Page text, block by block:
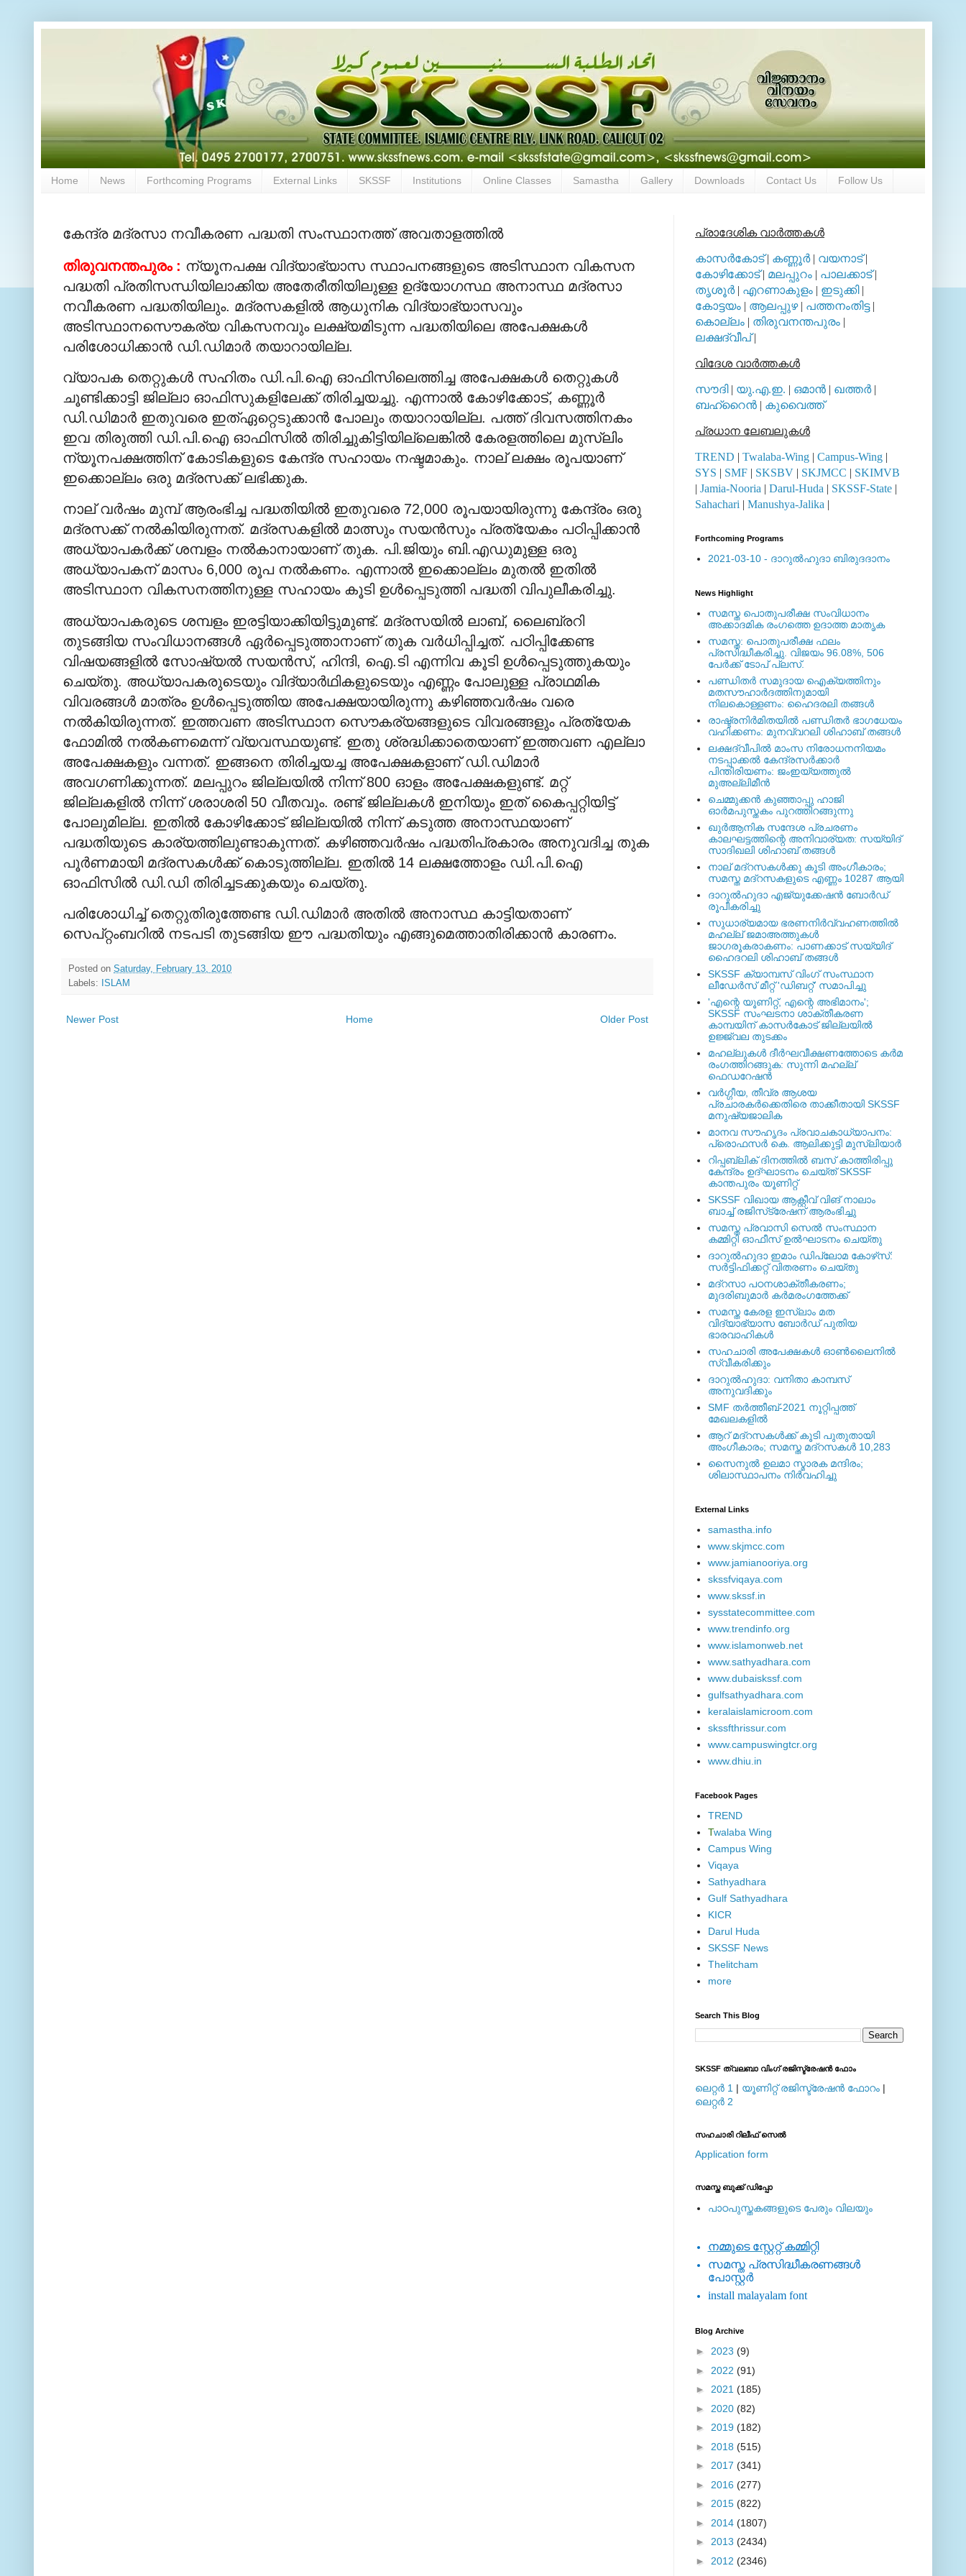
Home News Forthcoming Programs External Links SKSSF Institutions Online Classes Samastha Gallery Downloads Contact Us Follow Us
കേന്ദ്ര മദ്രസാ നവീകരണ പദ്ധതി സംസ്ഥാനത്ത് അവതാളത്തില്‍
തിരുവനന്തപുരം : ന്യൂനപക്ഷ വിദ്യാഭ്യാസ സ്ഥാപനങ്ങളുടെ അടിസ്ഥാന വികസന
പദ്ധതി പ്രതിസന്ധിയിലാക്കിയ അതേരീതിയിലുള്ള ഉദ്യോഗസ്ഥ അനാസ്ഥ മദ്രസാ
നവീകരണ പദ്ധതിയിലും. മദ്രസകളില്‍ ആധുനിക വിദ്യാഭ്യാസവും
അടിസ്ഥാനസൌകര്യ വികസനവും ലക്ഷ്യമിടുന്ന പദ്ധതിയിലെ അപേക്ഷകള്‍
പരിശോധിക്കാന്‍ ഡി.ഡിമാര്‍ തയാറായില്ല.
വ്യാപക തെറ്റുകള്‍ സഹിതം ഡി.പി.ഐ ഓഫിസിലെത്തിച്ച അപേക്ഷകള്‍ തെറ്റുകള്‍
ചൂണ്ടിക്കാട്ടി ജില്ലാ ഓഫിസുകളിലേക്ക് തിരിച്ചയച്ചു. എന്നാല്‍ കോഴിക്കോട്, കണ്ണൂര്‍
ഡി.ഡിമാര്‍ ഇതുവരെ ഇത്ഏറ്റെടുക്കാന്‍ പോലും തയാറായില്ല. പത്ത് ദിവസത്തിനകം
ഇവ തിരുത്തി ഡി.പി.ഐ ഓഫിസില്‍ തിരിച്ചുകിട്ടിയില്ലെങ്കില്‍ കേരളത്തിലെ മുസ്ലിം
ന്യൂനപക്ഷത്തിന് കോടികളുടെ കേന്ദ്ര സഹായം നഷ്ടമാകും. നാല് ലക്ഷം രൂപയാണ്
ഇക്കൊല്ലം ഒരു മദ്രസക്ക് ലഭിക്കുക.
നാല് വര്‍ഷം മുമ്പ് ആരംഭിച്ച പദ്ധതിയില്‍ ഇതുവരെ 72,000 രൂപയായിരുന്നു കേന്ദ്രം ഒരു
മദ്രസക്ക് നല്‍കിയിരുന്നത്. മദ്രസകളില്‍ മാത്സും സയന്‍സും പ്രത്യേകം പഠിപ്പിക്കാന്‍
അധ്യാപകര്‍ക്ക് ശമ്പളം നല്‍കാനായാണ് തുക. പി.ജിയും ബി.എഡുമുള്ള ഒരു
അധ്യാപകന് മാസം 6,000 രൂപ നല്‍കണം. എന്നാല്‍ ഇക്കൊല്ലം മുതല്‍ ഇതില്‍
അടിസ്ഥാന വികസനത്തിനുള്ള സഹായം കൂടി ഉള്‍പ്പെടുത്തി പദ്ധതി വിപുലീകരിച്ചു.
അധ്യാപകരുടെ ശമ്പളം ഇരട്ടിയാക്കിയിട്ടുമുണ്ട്. മദ്രസയില്‍ ലാബ്, ലൈബ്രറി
തുടങ്ങിയ സംവിധാനങ്ങള്‍ ഏര്‍പ്പെടുത്താനാണ് തുക വര്‍ധിപ്പിച്ചത്. പഠിപ്പിക്കേണ്ട
വിഷയങ്ങളില്‍ സോഷ്യല്‍ സയന്‍സ്, ഹിന്ദി, ഐ.ടി എന്നിവ കൂടി ഉള്‍പ്പെടുത്തുകയും
ചെയ്തു. അധ്യാപകരുടെയും വിദ്യാര്‍ഥികളുടെയും എണ്ണം പോലുള്ള പ്രാഥമിക
വിവരങ്ങള്‍ മാത്രം ഉള്‍പ്പെടുത്തിയ അപേക്ഷയായിരുന്നു കഴിഞ്ഞവര്‍ഷം വരെ
നല്‍കിയിരുന്നത്. ഇത്തവണ അടിസ്ഥാന സൌകര്യങ്ങളുടെ വിവരങ്ങളും പ്രത്യേക
ഫോമില്‍ നല്‍കണമെന്ന് വ്യവസ്ഥയുണ്ട്. ഇതു ശ്രദ്ധിക്കാതെയാണ് ഇത്തവണ എല്ലാ
അപേക്ഷകളും വന്നത്. ഇങ്ങനെ തിരിച്ചയച്ച അപേക്ഷകളാണ് ഡി.ഡിമാര്‍
അവഗണിക്കുന്നത്. മലപ്പുറം ജില്ലയില്‍ നിന്ന് 800 ഓളം അപേക്ഷകളുണ്ട്. മറ്റ്
ജില്ലകളില്‍ നിന്ന് ശരാശരി 50 വീതവും. രണ്ട് ജില്ലകള്‍ ഇനിയും ഇത് കൈപ്പറ്റിയിട്ട്
പോലുമില്ല. ഇതില്‍ കോഴിക്കോട് ജില്ലയില്‍ നിന്ന് കടുത്ത അനാസ്ഥയാണ്
പദ്ധതിയുടെ കാര്യത്തിലുണ്ടാകുന്നത്. കഴിഞ്ഞവര്‍ഷം പദ്ധതിപ്രകാരം അനുവദിച്ച തുക
പൂര്‍ണമായി മദ്രസകള്‍ക്ക് കൊടുത്തില്ല. ഇതില്‍ 14 ലക്ഷത്തോളം ഡി.പി.ഐ
ഓഫിസില്‍ ഡി.ഡി തിരിച്ചടക്കുകയും ചെയ്തു.
പരിശോധിച്ച് തെറ്റുതിരുത്തേണ്ട ഡി.ഡിമാര്‍ അതില്‍ അനാസ്ഥ കാട്ടിയതാണ്
സെപ്റ്റംബറില്‍ നടപടി തുടങ്ങിയ ഈ പദ്ധതിയും എങ്ങുമെത്താതിരിക്കാന്‍ കാരണം.
Posted on Saturday, February 13, 2010
Labels:
ISLAM
Newer Post Older Post
Home
പ്രാദേശിക വാര്‍ത്തകള്‍
കാസര്‍കോട്| കണ്ണൂര്‍| വയനാട്|
കോഴിക്കോട്| മലപ്പുറം | പാലക്കാട്|
തൃശൂര്‍| എറണാകുളം | ഇടുക്കി|
കോട്ടയം | ആലപ്പുഴ| പത്തനംതിട്ട|
കൊല്ലം | തിരുവനന്തപുരം |
ലക്ഷദ്വീപ്|
വിദേശ വാര്‍ത്തകള്‍
സൗദി| യു.എ.ഇ. | ഒമാന്‍ | ഖത്തര്‍|
ബഹ്റൈന്‍ | കുവൈത്ത്
പ്രധാന ലേബലുകള്‍
TREND | Twalaba-Wing | Campus-Wing |
SYS | SMF | SKSBV | SKJMCC | SKIMVB
| Jamia-Nooria | Darul-Huda | SKSSF-State |
Sahachari | Manushya-Jalika |
Forthcoming Programs
2021-03-10 - ദാറുല്‍ഹുദാ ബിരുദദാനം
News Highlight
സമസ്ത പൊതുപരീക്ഷ സംവിധാനം
അക്കാദമിക രംഗത്തെ ഉദാത്ത മാതൃക
സമസ്ത: പൊതുപരീക്ഷ ഫലം
പ്രസിദ്ധീകരിച്ചു. വിജയം 96.08%, 506
പേര്‍ക്ക് ടോപ് പ്ലസ്.
പണ്ഡിതര്‍ സമുദായ ഐക്യത്തിനും
മതസൗഹാര്‍ദത്തിനുമായി
നിലകൊള്ളണം: ഹൈദരലി തങ്ങള്‍
രാഷ്ട്രനിര്‍മിതയില്‍ പണ്ഡിതര്‍ ഭാഗധേയം
വഹിക്കണം: മുനവ്വറലി ശിഹാബ് തങ്ങള്‍
ലക്ഷദ്വീപില്‍ മാംസ നിരോധനനിയമം
നടപ്പാക്കല്‍ കേന്ദ്രസര്‍ക്കാര്‍
പിന്തിരിയണം: ജംഇയ്യത്തുല്‍
മുഅല്ലിമീന്‍
ചെമ്മുക്കന്‍ കുഞ്ഞാപ്പു ഹാജി
ഓര്‍മപുസ്തകം പുറത്തിറങ്ങുന്നു
ഖുര്‍ആനിക സന്ദേശ പ്രചരണം
കാലഘട്ടത്തിന്റെ അനിവാര്യത: സയ്യിദ്
സാദിഖലി ശിഹാബ് തങ്ങള്‍
നാല് മദ്‌റസകള്‍ക്കു കൂടി അംഗീകാരം;
സമസ്ത മദ്‌റസകളുടെ എണ്ണം 10287 ആയി
ദാറുല്‍ഹുദാ എജ്യുക്കേഷന്‍ ബോര്‍ഡ്
രൂപീകരിച്ചു
സുധാര്യമായ ഭരണനിര്‍വ്വഹണത്തില്‍
മഹല്ല് ജമാഅത്തുകള്‍
ജാഗരൂകരാകണം: പാണക്കാട് സയ്യിദ്
ഹൈദറലി ശിഹാബ് തങ്ങള്‍
SKSSF ക്യാമ്പസ് വിംഗ് സംസ്ഥാന
ലീഡേർസ് മീറ്റ് 'ഡിബറ്റ്' സമാപിച്ചു
'എന്റെ യൂണിറ്റ്, എന്റെ അഭിമാനം';
SKSSF സംഘടനാ ശാക്തീകരണ
കാമ്പയിന് കാസര്‍കോട് ജില്ലയില്‍
ഉജ്ജ്വല തുടക്കം
മഹല്ലുകള്‍ ദീര്‍ഘവീക്ഷണത്തോടെ കര്‍മ
രംഗത്തിറങ്ങുക: സുന്നി മഹല്ല്
ഫെഡറേഷന്‍
വര്‍ഗ്ഗീയ, തീവ്ര ആശയ
പ്രചാരകര്‍ക്കെതിരെ താക്കീതായി SKSSF
മനുഷ്യജാലിക
മാനവ സൗഹൃദം പ്രവാചകാധ്യാപനം:
പ്രൊഫസർ കെ. ആലിക്കുട്ടി മുസ്ലിയാർ
റിപ്പബ്ലിക് ദിനത്തില്‍ ബസ് കാത്തിരിപ്പു
കേന്ദ്രം ഉദ്ഘാടനം ചെയ്ത്‌ SKSSF
കാന്തപുരം യൂണിറ്റ്
SKSSF വിഖായ ആക്റ്റീവ് വിങ് നാലാം
ബാച്ച് രജിസ്‌ട്രേഷന് ആരംഭിച്ചു
സമസ്ത പ്രവാസി സെല്‍ സംസ്ഥാന
കമ്മിറ്റി ഓഫീസ് ഉല്‍ഘാടനം ചെയ്തു
ദാറുല്‍ഹുദാ ഇമാം ഡിപ്ലോമ കോഴ്‌സ്:
സര്‍ട്ടിഫിക്കറ്റ് വിതരണം ചെയ്തു
മദ്‌റസാ പഠനശാക്തീകരണം;
മുദരിബുമാര്‍ കര്‍മരംഗത്തേക്ക്
സമസ്ത കേരള ഇസ്ലാം മത
വിദ്യാഭ്യാസ ബോര്‍ഡ് പുതിയ
ഭാരവാഹികള്‍
സഹചാരി അപേക്ഷകൾ ഓൺലൈനിൽ
സ്വീകരിക്കും
ദാറുല്‍ഹുദാ: വനിതാ കാമ്പസ്
അനുവദിക്കും
SMF തര്‍ത്തീബ്-2021 നൂറ്റിപ്പത്ത്
മേഖലകളില്‍
ആറ് മദ്റസകള്‍ക്ക് കൂടി പുതുതായി
അംഗീകാരം; സമസ്ത മദ്റസകള്‍ 10,283
സൈനുല്‍ ഉലമാ സ്മാരക മന്ദിരം;
ശിലാസ്ഥാപനം നിര്‍വഹിച്ചു
External ‎Links
samastha.info
www.skjmcc.com
www.jamianooriya.org
skssfviqaya.com
www.skssf.in
sysstatecommittee.com
www.trendinfo.org
www.islamonweb.net
www.sathyadhara.com
www.dubaiskssf.com
gulfsathyadhara.com
keralaislamicroom.com
skssfthrissur.com
www.campuswingtcr.org
www.dhiu.in
Facebook Pages
TREND
Twalaba Wing
Campus Wing
Viqaya
Sathyadhara
Gulf Sathyadhara
KICR
Darul Huda
SKSSF News
Thelitcham
more
Search This Blog
SKSSF ത്വലബാ വിംഗ് രജിസ്ട്രേഷന്‍ ഫോം
ലെറ്റര്‍ 1 | യൂണിറ്റ് രജിസ്ട്രേഷന്‍ ഫോറം |
ലെറ്റര്‍ 2
സഹചാരി റിലീഫ് സെല്‍
Application form
സമസ്ത ബുക്ക് ഡിപ്പോ
പാഠപുസ്തകങ്ങളുടെ പേരും വിലയും
നമ്മുടെ സ്റ്റേറ്റ് കമ്മിറ്റി
സമസ്ത പ്രസിദ്ധീകരണങ്ങള്‍
പോസ്റ്റര്‍
install malayalam font
Blog Archive
► 2023 (9)
► 2022 (91)
► 2021 (185)
► 2020 (82)
► 2019 (182)
► 2018 (515)
► 2017 (341)
► 2016 (277)
► 2015 (822)
► 2014 (1807)
► 2013 (2434)
► 2012 (2346)